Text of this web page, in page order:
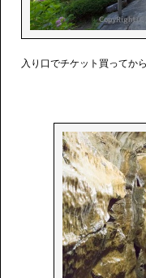
入り口でチケット買ってか